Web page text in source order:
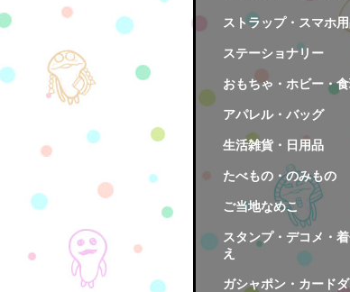
ストラップ・スマホ
ステーショナリー
おもちゃ・ホビー・
アパレル・バッグ
生活雑貨・日用品
たべもの・のみもの
ご当地なめこ
スタンプ・デコメ・
え
ガシャポン・カード